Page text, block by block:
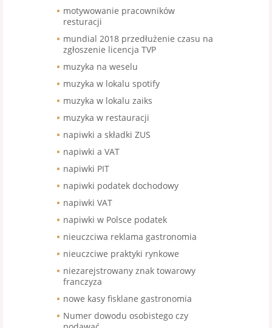
motywowanie pracowników
resturacji
mundial 2018 przedłużenie czasu na
zgłoszenie licencja TVP
muzyka na weselu
muzyka w lokalu spotify
muzyka w lokalu zaiks
muzyka w restauracji
napiwki a składki ZUS
napiwki a VAT
napiwki PIT
napiwki podatek dochodowy
napiwki VAT
napiwki w Polsce podatek
nieuczciwa reklama gastronomia
nieuczciwe praktyki rynkowe
niezarejstrowany znak towarowy
franczyza
nowe kasy fisklane gastronomia
Numer dowodu osobistego czy